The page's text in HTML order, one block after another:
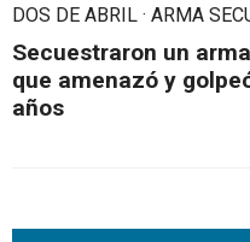
DOS DE ABRIL · ARMA
Secuestraron un
que amenazó y
años